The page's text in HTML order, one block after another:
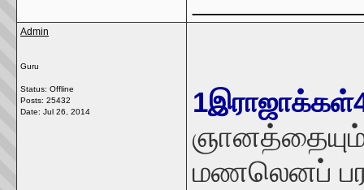
Admin
Guru
Status: Offline
Posts: 25432
Date: Jul 26, 2014
ஞானத்தையும்
மணலெனப்